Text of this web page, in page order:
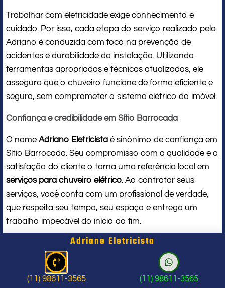
Trabalhar com eletricidade exige conhecimento e
cuidado. Por isso, cada etapa do serviço realizado pelo
Adriano é conduzida com foco na prevenção de
acidentes e durabilidade da instalação. Utilizando
ferramentas apropriadas e técnicas atualizadas, ele
assegura que o chuveiro funcione de forma eficiente e
segura, sem comprometer o sistema elétrico do imóvel.
Confiança e credibilidade em Sítio Barrocada
O nome Adriano Eletricista é sinônimo de confiança em
Sítio Barrocada. Seu compromisso com a qualidade e a
satisfação do cliente o torna uma referência local em
serviços para chuveiro elétrico. Ao contratar seus
serviços, você conta com um profissional de verdade,
que respeita seu tempo, seu espaço e entrega um
trabalho impecável do início ao fim.
Problema com chuveiro: sinais que
indicam a hora de chamar um
profissional
Adriano Eletricista
(11) 98611-3565 (11) 98611-3565